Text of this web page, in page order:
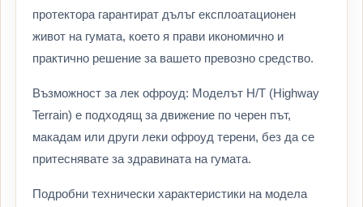
протектора гарантират дълъг експлоатационен
живот на гумата, което я прави икономично и
практично решение за вашето превозно средство.
Възможност за лек офроуд: Моделът H/T (Highway
Terrain) е подходящ за движение по черен път,
макадам или други леки офроуд терени, без да се
притеснявате за здравината на гумата.
Подробни технически характеристики на модела